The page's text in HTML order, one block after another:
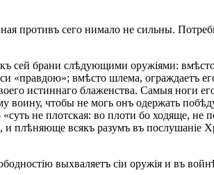
противъ сего нимало не сильны.
сей брани слѣдующими оружіями:
«правдою»; вмѣсто шлема,
истиннаго блаженства. Самыя ноги
чтобы не могь онъ одержать
не плотская: во плоти бо ходяще, не
плѣняюще всякъ разумъ въ послушаніе
выхваляетъ сіи оружія и въ